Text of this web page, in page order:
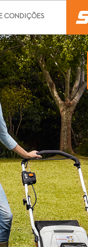
CONDIÇÕES